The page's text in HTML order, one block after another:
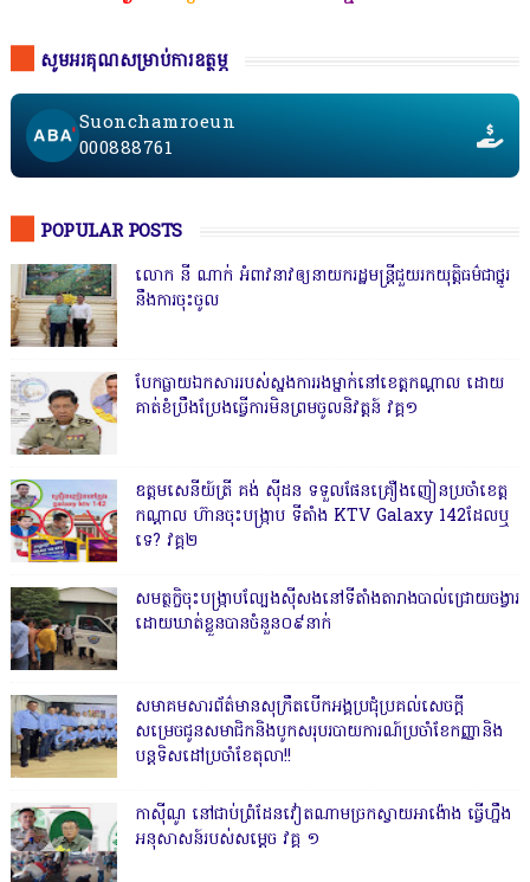
សូមអរគុណសម្រាប់ការឧត្ថម្ភ
Suonchamroeun
000888761
POPULAR POSTS
លោក នី ណាក់ អំពាវនាវឲ្យនាយករដ្ឋមន្ត្រីជួយរកយុត្តិធម៌ជាថ្នូរ
នឹងការចុះចូល
បែកធ្លាយឯកសាររបស់ស្នងការរងម្នាក់នៅខេត្តកណ្ដាល ដោយ
គាត់ខំប្រឹងប្រែងធ្វើការមិនព្រមចូលនិវត្តន៍ វគ្គ១
ឧត្តមសេនីយ៍ត្រី គង់ ស៊ីដន ទទួលផែនគ្រឿងញៀនប្រចាំខេត្ត
កណ្តាល ហ៊ានចុះបង្ក្រាប ទីតាំង KTV Galaxy 142ដែលឬ
ទេ? វគ្គ២
សមត្ថកិ្ចចុះបង្ក្រាបល្បែងស៊ីសងនៅទីតាំងតារាងបាល់ជ្រោយចង្វារ
ដោយឃាត់ខ្លួនបានចំនួន០៩នាក់
សមាគមសារព័ត៌មានសុក្រឹតបើកអង្គប្រជុំប្រគល់សេចក្តី
សម្រេចជូនសមាជិកនិងបូកសរុបរបាយការណ៍ប្រចាំខែកញ្ញានិង
បន្តទិសដៅប្រចាំខែតុលា!!
កាសុីណូ នៅជាប់ព្រំដែនវៀតណាមច្រកស្វាយអាង៉ោង ធ្វើហ្នឹង
អនុសាសន៍របស់សម្ដេច វគ្គ ១